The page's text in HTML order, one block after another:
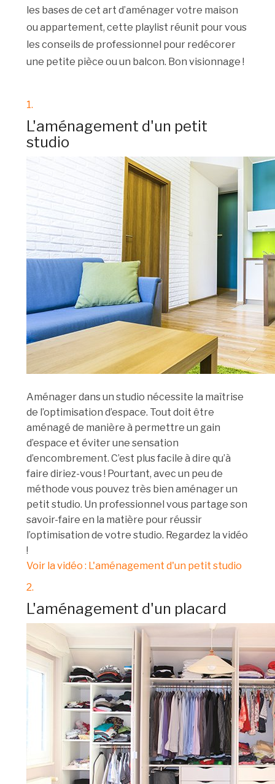
les bases de cet art d’aménager votre maison
ou appartement, cette playlist réunit pour vous
les conseils de professionnel pour redécorer
une petite pièce ou un balcon. Bon visionnage !
1.
L'aménagement d'un petit
studio
Aménager dans un studio nécessite la maîtrise
de l’optimisation d’espace. Tout doit être
aménagé de manière à permettre un gain
d’espace et éviter une sensation
d’encombrement. C’est plus facile à dire qu’à
faire diriez-vous ! Pourtant, avec un peu de
méthode vous pouvez très bien aménager un
petit studio. Un professionnel vous partage son
savoir-faire en la matière pour réussir
l’optimisation de votre studio. Regardez la vidéo
!
Voir la vidéo : L'aménagement d'un petit studio
2.
L'aménagement d'un placard